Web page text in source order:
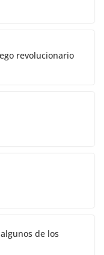
revolucionario
de los